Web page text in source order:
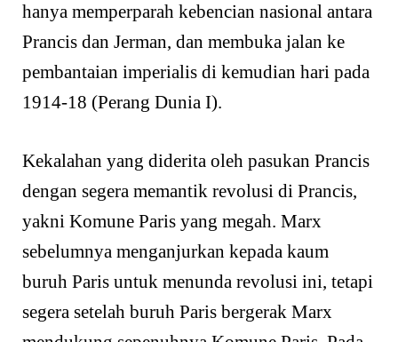
hanya memperparah kebencian nasional antara
Prancis dan Jerman, dan membuka jalan ke
pembantaian imperialis di kemudian hari pada
1914-18 (Perang Dunia I).
Kekalahan yang diderita oleh pasukan Prancis
dengan segera memantik revolusi di Prancis,
yakni Komune Paris yang megah. Marx
sebelumnya menganjurkan kepada kaum
buruh Paris untuk menunda revolusi ini, tetapi
segera setelah buruh Paris bergerak Marx